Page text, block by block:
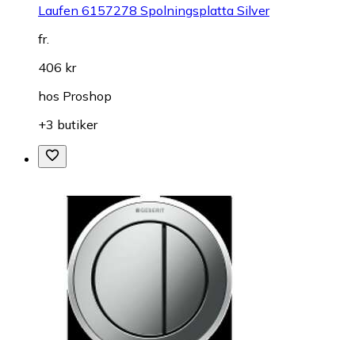
Laufen 6157278 Spolningsplatta Silver
fr.
406 kr
hos Proshop
+3 butiker